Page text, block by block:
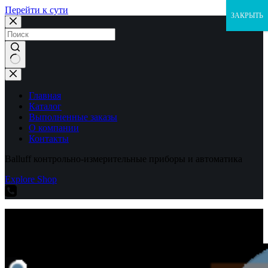
Перейти к сути
Ничего
не
найденоГлавная
Каталог
Выполненные заказы
О компании
Контакты
Balluff контрольно-измерительные приборы и автоматика
Explore Shop
ЗАКРЫТЬ